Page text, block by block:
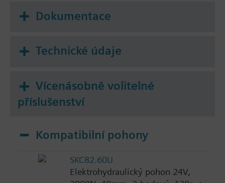
Dokumentace
Technické údaje
Vícenásobně volitelné
příslušenství
Kompatibilní pohony
SKC82.60U
Elektrohydraulický pohon 24V,